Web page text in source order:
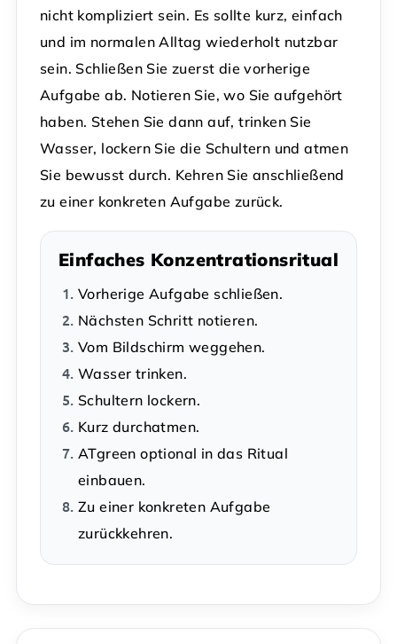
nicht kompliziert sein. Es sollte kurz, einfach
und im normalen Alltag wiederholt nutzbar
sein. Schließen Sie zuerst die vorherige
Aufgabe ab. Notieren Sie, wo Sie aufgehört
haben. Stehen Sie dann auf, trinken Sie
Wasser, lockern Sie die Schultern und atmen
Sie bewusst durch. Kehren Sie anschließend
zu einer konkreten Aufgabe zurück.
Einfaches Konzentrationsritual
Vorherige Aufgabe schließen.
Nächsten Schritt notieren.
Vom Bildschirm weggehen.
Wasser trinken.
Schultern lockern.
Kurz durchatmen.
ATgreen optional in das Ritual
einbauen.
Zu einer konkreten Aufgabe
zurückkehren.